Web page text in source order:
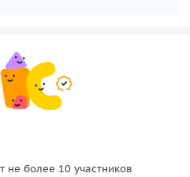
не более 10 участников